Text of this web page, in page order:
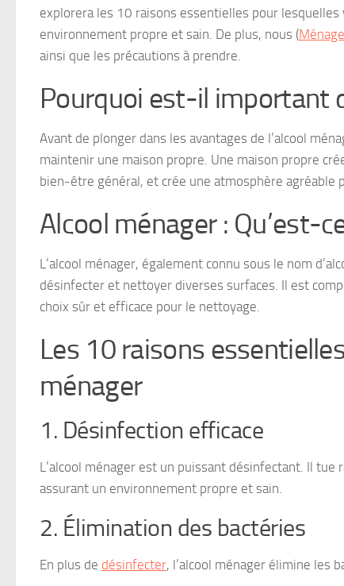
explorera les 10 raisons essentielles pour
environnement propre et sain. De plus, nous (
ainsi que les précautions à prendre.
Pourquoi est-il important
Avant de plonger dans les avantages de l’alcool
maintenir une maison propre. Une maison propre
bien-être général, et crée une atmosphère agréable
Alcool ménager : Qu’est-
L’alcool ménager, également connu sous le nom
désinfecter et nettoyer diverses surfaces. Il est
choix sûr et efficace pour le nettoyage.
Les 10 raisons
ménager
1. Désinfection efficace
L’alcool ménager est un puissant désinfectant. Il tue
assurant un environnement propre et sain.
2. Élimination des bactéries
En plus de désinfecter, l’alcool ménager élimine les